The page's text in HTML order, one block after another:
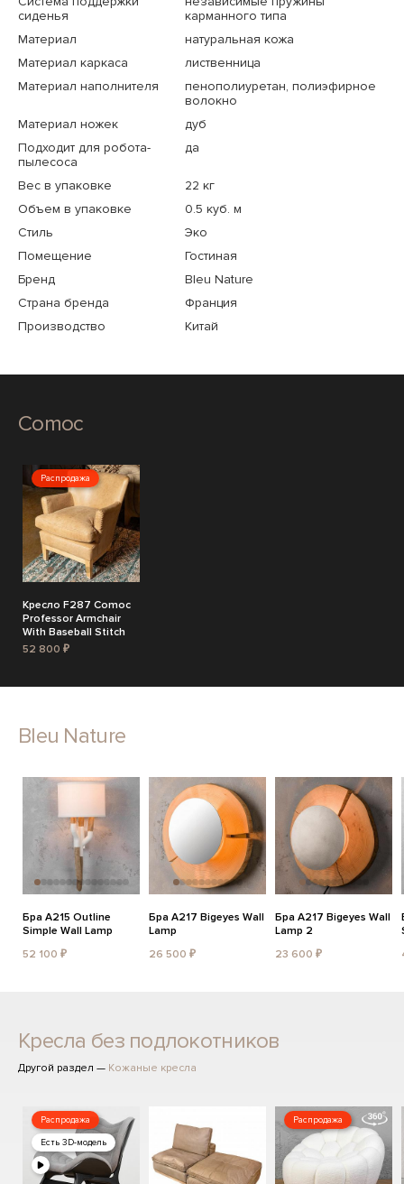
сиденья
карманного типа
Материал
натуральная кожа
Материал каркаса
лиственница
Материал наполнителя
пенополиуретан, полиэфирное
волокно
Материал ножек
дуб
Подходит для робота-
пылесоса
да
Вес в упаковке
22 кг
Объем в упаковке
0.5 куб. м
Стиль
Эко
Помещение
Гостиная
Бренд
Bleu Nature
Страна бренда
Франция
Производство
Китай
Comoc
Распродажа
Кресло F287 Comoc
Professor Armchair
With Baseball Stitch
52 800 ₽
Bleu Nature
Бра A215 Outline
Simple Wall Lamp
52 100 ₽
Бра A217 Bigeyes Wall
Lamp
26 500 ₽
Бра A217 Bigeyes Wall
Lamp 2
23 600 ₽
Кресла без подлокотников
Другой раздел — Кожаные кресла
Распродажа
Есть 3D-модель
Распродажа